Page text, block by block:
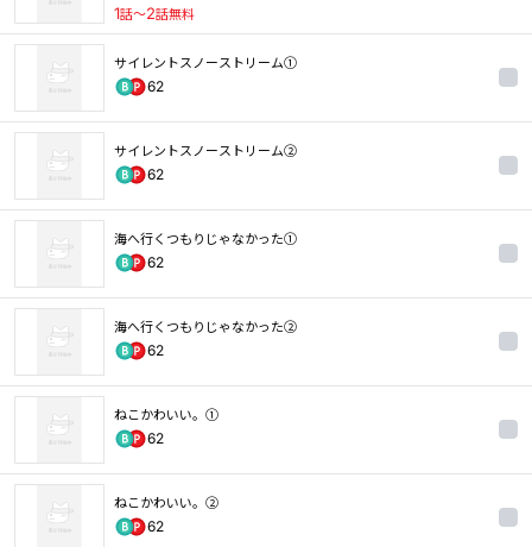
1話〜2話無料
サイレントスノーストリーム①
62
サイレントスノーストリーム②
62
海へ行くつもりじゃなかった①
62
海へ行くつもりじゃなかった②
62
ねこかわいい。①
62
ねこかわいい。②
62